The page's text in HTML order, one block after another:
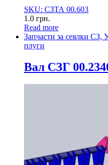
SKU: СЗТА 00.603
1.0 грн.
Read more
Запчасти за сеялки
плуги
Вал СЗГ